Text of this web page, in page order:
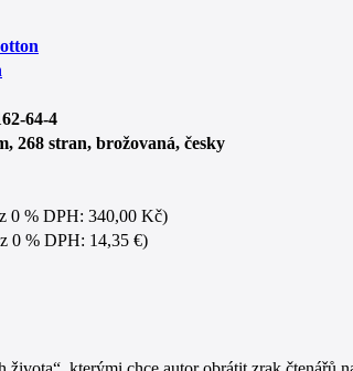
64-4
268 stran, brožovaná, česky
0 % DPH: 340,00 Kč)
0 % DPH: 14,35 €)